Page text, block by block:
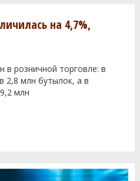
на 4,7%,
в розничной торговле: в
2,8 млн бутылок, а в
млн